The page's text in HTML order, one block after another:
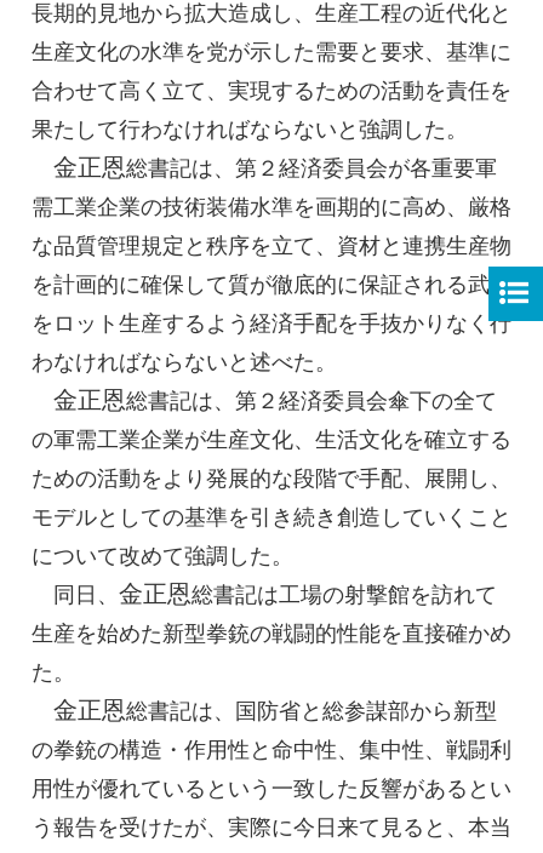
長期的見地から拡大造成し、生産工程の近代化と
生産文化の水準を党が示した需要と要求、基準に
合わせて高く立て、実現するための活動を責任を
果たして行わなければならないと強調した。
金正恩総書記は、第２経済委員会が各重要軍
需工業企業の技術装備水準を画期的に高め、厳格
な品質管理規定と秩序を立て、資材と連携生産物
を計画的に確保して質が徹底的に保証される武器
をロット生産するよう経済手配を手抜かりなく行
わなければならないと述べた。
金正恩総書記は、第２経済委員会傘下の全て
の軍需工業企業が生産文化、生活文化を確立する
ための活動をより発展的な段階で手配、展開し、
モデルとしての基準を引き続き創造していくこと
について改めて強調した。
同日、 金正恩総書記は工場の射撃館を訪れて
生産を始めた新型拳銃の戦闘的性能を直接確かめ
た。
金正恩総書記は、国防省と総参謀部から新型
の拳銃の構造・作用性と命中性、集中性、戦闘利
用性が優れているという一致した反響があるとい
う報告を受けたが、実際に今日来て見ると、本当